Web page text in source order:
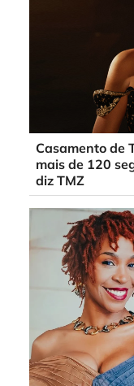
Casamento de
mais de 120
diz TMZ